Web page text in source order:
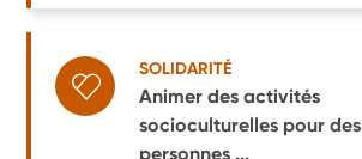
SOLIDARITÉ
Animer des activités
socioculturelles pour des
personnes ...